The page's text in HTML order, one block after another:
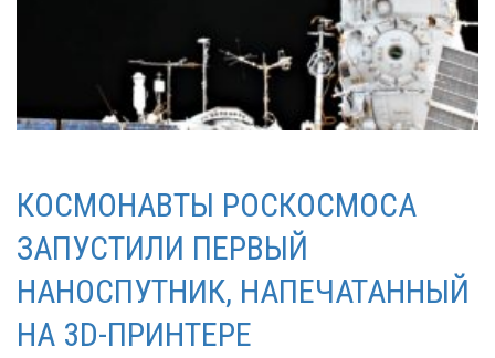
КОСМОНАВТЫ РОСКОСМОСА
ЗАПУСТИЛИ ПЕРВЫЙ
НАНОСПУТНИК, НАПЕЧАТАННЫЙ
НА 3D-ПРИНТЕРЕ